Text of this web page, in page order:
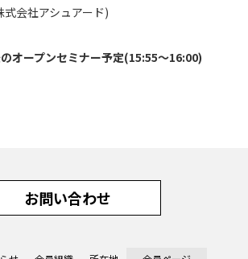
会社アシュアード)
オープンセミナー予定(15:55～16:00)
お問い合わせ